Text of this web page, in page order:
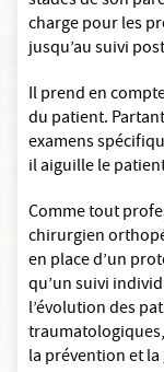
charge pour les
jusqu’au suivi
Il prend en
du patient.
examens
il aiguille le
Comme tout
chirurgien
en place d’un
qu’un suivi
l’évolution des
la prévention et